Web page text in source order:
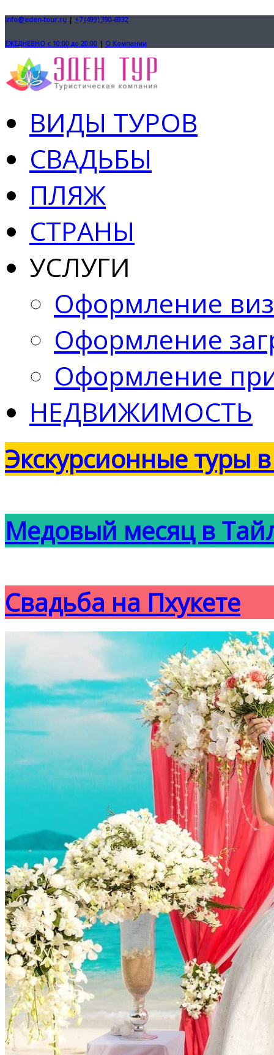
info@eden-tour.ru | +7 (499) 390-6932
ЕЖЕДНЕВНО с 10:00 до 20:00 | О Компании
ВИДЫ ТУРОВ
СВАДЬБЫ
ПЛЯЖ
СТРАНЫ
УСЛУГИ
Оформление
Оформление
Оформление
НЕДВИЖИМОСТЬ
Экскурсионные туры
Медовый месяц в
Свадьба на Пхукете